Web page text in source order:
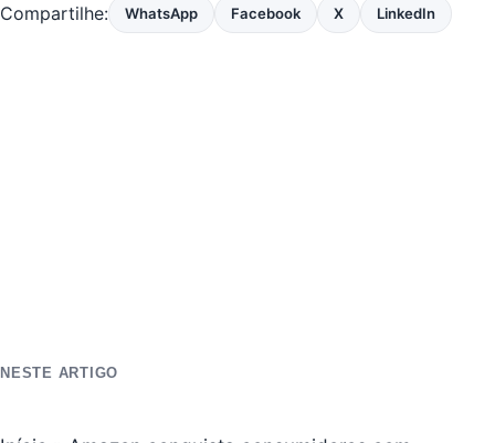
Compartilhe: WhatsApp Facebook X LinkedIn
NESTE ARTIGO